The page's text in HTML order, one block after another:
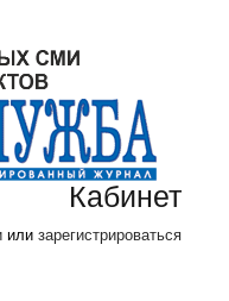
Кабинет
или зарегистрироваться